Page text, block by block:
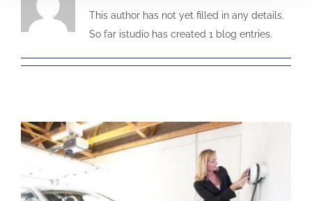
This author has not yet filled in any details.
So far istudio has created 1 blog entries.